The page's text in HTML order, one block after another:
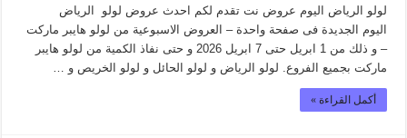
لولو الرياض اليوم عروض نت تقدم لكم احدث عروض لولو الرياض
اليوم الجديدة فى صفحة واحدة – العروض الاسبوعية من لولو هايبر ماركت
– و ذلك من 1 ابريل حتى 7 ابريل 2026 و حتى نفاذ الكمية من لولو هايبر
ماركت بجميع الفروع. لولو الرياض و لولو الحائل و لولو الخريص و …
أكمل القراءة »